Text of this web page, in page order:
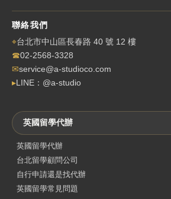
聯絡我們
⌖台北市中山區長春路 40 號 12 樓
☎02-2568-3328
✉service@a-studioco.com
▸LINE：@a-studio
英國留學代辦
英國留學代辦
台北留學顧問公司
自行申請還是找代辦
英國留學常見問題